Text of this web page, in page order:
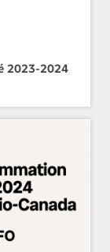
2023-2024